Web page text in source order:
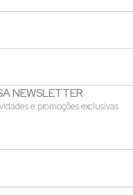
NEWSLETTER
e promoções exclusivas